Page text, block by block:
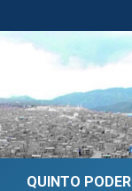
QUINTO PODER